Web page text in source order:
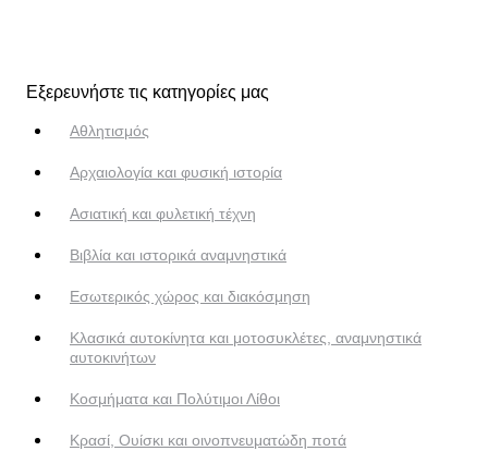
Εξερευνήστε τις κατηγορίες μας
Αθλητισμός
Αρχαιολογία και φυσική ιστορία
Ασιατική και φυλετική τέχνη
Βιβλία και ιστορικά αναμνηστικά
Εσωτερικός χώρος και διακόσμηση
Κλασικά αυτοκίνητα και μοτοσυκλέτες, αναμνηστικά
αυτοκινήτων
Κοσμήματα και Πολύτιμοι Λίθοι
Κρασί, Ουίσκι και οινοπνευματώδη ποτά